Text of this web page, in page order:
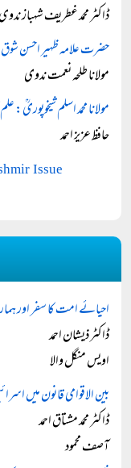
ڈاکٹر محمد غطریف شہباز ندوی
حضرت علامہ ظہیر احسن شوق
مولانا طلحہ نعمت ندوی
مولانا محمد اسلم شیخوپوریؒ:
حافظ عزیز احمد
Issue
احیائے امت کا سفر اور
ڈاکٹر ذیشان احمد
اویس منگل والا
بین الاقوامی قانون میں
ڈاکٹر محمد مشتاق احمد
آصف محمود